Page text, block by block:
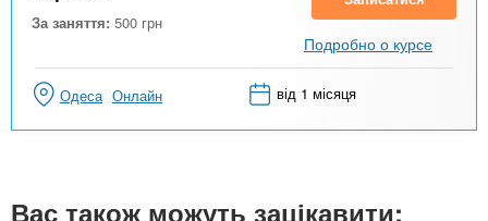
За заняття: 500 грн
Подробно о курсе
Одеса Онлайн від 1 місяця
Вас також можуть зацікавити: